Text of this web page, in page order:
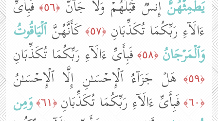
یَطۡمِثۡهُنَّ إِنسࣱ قَبۡلَهُمۡ وَلَا جَاۤنࣱّ ﴿٥٦﴾
فَبِأَیِّ
ءَالَاۤءِ رَبِّكُمَا تُكَذِّبَانِ ﴿٥٧﴾ كَأَنَّهُنَّٱلۡیَاقُوتُ
وَٱلۡمَرۡجَانُ ﴿٥٨﴾ فَبِأَیِّ ءَالَاۤءِ رَبِّكُمَا تُكَذِّبَانِ
﴿٥٩﴾ هَلۡ جَزَاۤءُ ٱلۡإِحۡسَـٰنِ إِلَّا ٱلۡإِحۡسَـٰنُ
﴿٦٠﴾ فَبِأَیِّ ءَالَاۤءِ رَبِّكُمَا تُكَذِّبَانِ ﴿٦١﴾
وَمِن